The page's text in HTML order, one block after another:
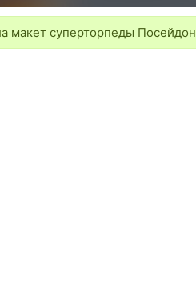
макет суперторпеды Посейдон